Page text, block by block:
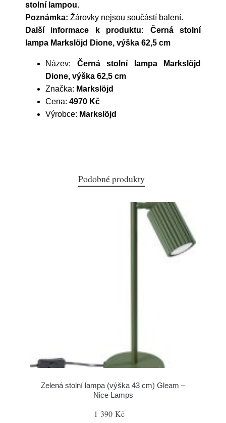
stolní lampou.
Poznámka: Žárovky nejsou součástí balení.
Další informace k produktu: Černá stolní
lampa Markslöjd Dione, výška 62,5 cm
Název: Černá stolní lampa Markslöjd
Dione, výška 62,5 cm
Značka: Markslöjd
Cena: 4970 Kč
Výrobce: Markslöjd
Podobné produkty
Zelená stolní lampa (výška 43 cm) Gleam –
Nice Lamps
1 390 Kč